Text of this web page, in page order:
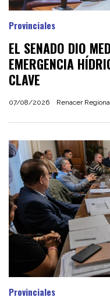
EL SENADO DIO
EMERGENCIA
CLAVE
Renacer
Provinciales
07/08/2026
Provinciales